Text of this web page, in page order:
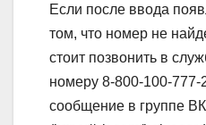
Если после ввода
том, что номер не
стоит позвонить в
номеру 8-800-100-777-
сообщение в группе